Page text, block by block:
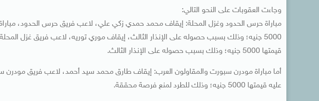
وجاءت العقوبات على النحو التالي:
مباراة حرس الحدود وغزل المحلة: إيقاف محمد حمدي زكي علي، لاعب فريق حرس الحدود، مباراة
5000 جنيه؛ وذلك بسبب حصوله على الإنذار الثالث، إيقاف موري توريه، لاعب فريق غزل
قيمتها 5000 جنيه؛ وذلك بسبب حصوله على الإنذار الثالث.
أما مباراة مودرن سبورت والمقاولون العرب: إيقاف طارق محمد سيد أحمد، لاعب فريق مودرن
عليه قيمتها 5000 جنيه؛ وذلك للطرد لمنع فرصة محققة.